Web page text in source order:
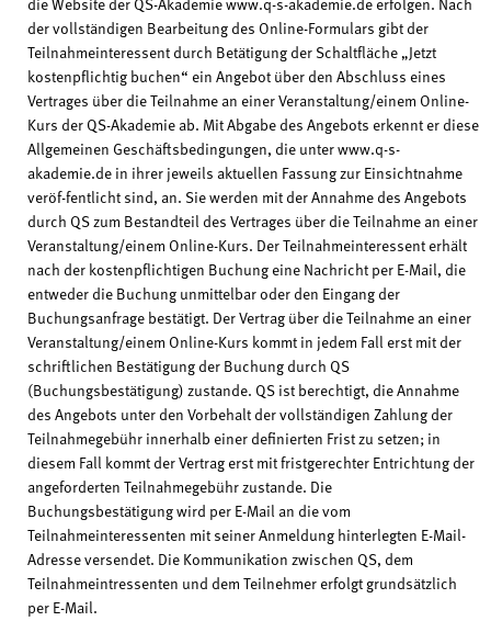
der vollständigen Bearbeitung des Online-Formulars gibt der
Teilnahmeinteressent durch Betätigung der Schaltfläche „Jetzt
kostenpflichtig buchen“ ein Angebot über den Abschluss eines
Vertrages über die Teilnahme an einer Veranstaltung/einem Online-
Kurs der QS-Akademie ab. Mit Abgabe des Angebots erkennt er diese
Allgemeinen Geschäftsbedingungen, die unter www.q-s-
akademie.de in ihrer jeweils aktuellen Fassung zur Einsichtnahme
veröf-fentlicht sind, an. Sie werden mit der Annahme des Angebots
durch QS zum Bestandteil des Vertrages über die Teilnahme an einer
Veranstaltung/einem Online-Kurs. Der Teilnahmeinteressent erhält
nach der kostenpflichtigen Buchung eine Nachricht per E-Mail, die
entweder die Buchung unmittelbar oder den Eingang der
Buchungsanfrage bestätigt. Der Vertrag über die Teilnahme an einer
Veranstaltung/einem Online-Kurs kommt in jedem Fall erst mit der
schriftlichen Bestätigung der Buchung durch QS
(Buchungsbestätigung) zustande. QS ist berechtigt, die Annahme
des Angebots unter den Vorbehalt der vollständigen Zahlung der
Teilnahmegebühr innerhalb einer definierten Frist zu setzen; in
diesem Fall kommt der Vertrag erst mit fristgerechter Entrichtung der
angeforderten Teilnahmegebühr zustande. Die
Buchungsbestätigung wird per E-Mail an die vom
Teilnahmeinteressenten mit seiner Anmeldung hinterlegten E-Mail-
Adresse versendet. Die Kommunikation zwischen QS, dem
Teilnahmeintressenten und dem Teilnehmer erfolgt grundsätzlich
per E-Mail.